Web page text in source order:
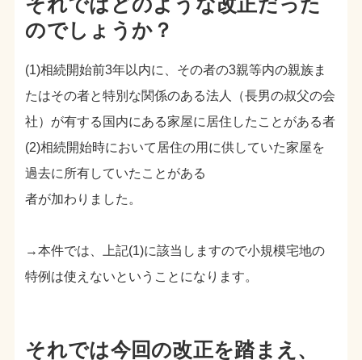
のでしょうか？
(1)相続開始前3年以内に、その者の3親等内の親族ま
たはその者と特別な関係のある法人（長男の叔父の会
社）が有する国内にある家屋に居住したことがある者
(2)相続開始時において居住の用に供していた家屋を
過去に所有していたことがある
者が加わりました。
→本件では、上記(1)に該当しますので小規模宅地の
特例は使えないということになります。
それでは今回の改正を踏まえ、